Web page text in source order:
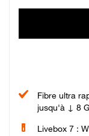
Fibre ultra
jusqu'à ↓ 8
Livebox 7 :